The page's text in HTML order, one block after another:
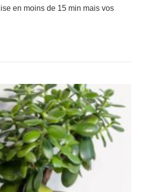
en moins de 15 min mais vos